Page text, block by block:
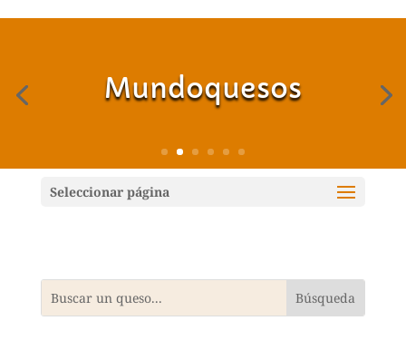
Mundoquesos
Seleccionar página